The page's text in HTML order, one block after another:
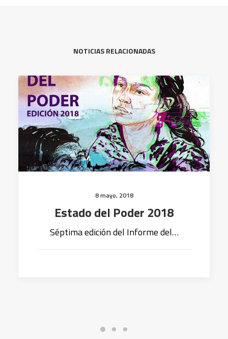
NOTICIAS RELACIONADAS
8 mayo, 2018
Estado del Poder 2018
Séptima edición del Informe del…